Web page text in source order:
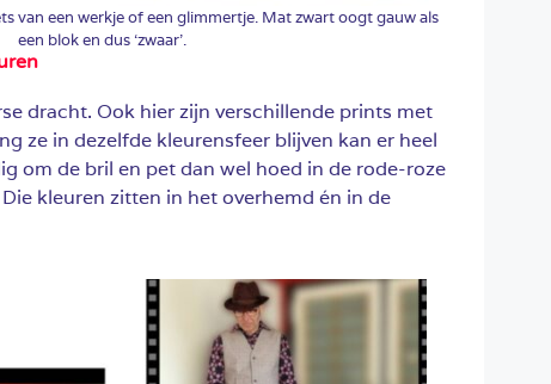
van een werkje of een glimmertje. Mat zwart oogt gauw als
een blok en dus ‘zwaar’.
dracht. Ook hier zijn verschillende prints met
ze in dezelfde kleurensfeer blijven kan er heel
om de bril en pet dan wel hoed in de rode-roze
kleuren zitten in het overhemd én in de